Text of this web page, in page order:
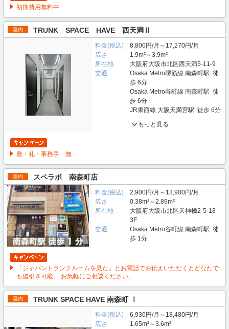
初期費用無料中
屋内 TRUNK SPACE HAVE 西天満Ⅱ
料金(税込)
8,800円/月～17,270円/月
広さ
1.9m²～3.9m²
所在地
大阪府大阪市北区西天満5-11-9
交通
Osaka Metro堺筋線 南森町駅 徒
歩 6分
Osaka Metro谷町線 南森町駅 徒
歩 6分
JR東西線 大阪天満宮駅 徒歩 6分
もっと見る
敷・礼・事務手 無
屋内 スペラボ 南森町店
料金(税込)
2,900円/月～13,900円/月
広さ
0.38m²～2.89m²
所在地
大阪府大阪市北区天神橋2-5-18
3F
交通
Osaka Metro谷町線 南森町駅 徒
歩 1分
「ジャパントランクルームを見た」とお電話でお伝えいただくとどなたで
も値引き可能。 お気軽にご相談ください。
屋内 TRUNK SPACE HAVE 南森町 Ⅰ
料金(税込)
6,930円/月～18,480円/月
広さ
1.65m²～3.6m²